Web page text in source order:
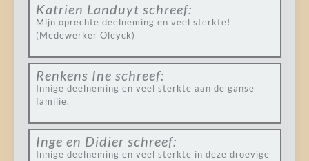
Katrien Landuyt schreef:
Mijn oprechte deelneming en veel sterkte!
(Medewerker Oleyck)
Renkens Ine schreef:
Innige deelneming en veel sterkte aan de ganse
familie.
Inge en Didier schreef:
Innige deelneming en veel sterkte in deze droevige